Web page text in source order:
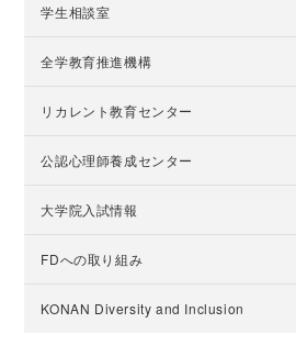
学生相談室
全学教育推進機構
リカレント教育センター
公認心理師養成センター
大学院入試情報
FDへの取り組み
KONAN Diversity and Inclusion